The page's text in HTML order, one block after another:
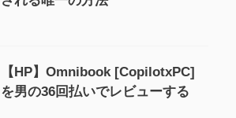
【HP】Omnibook [CopilotxPC]
を男の36回払いでレビューする